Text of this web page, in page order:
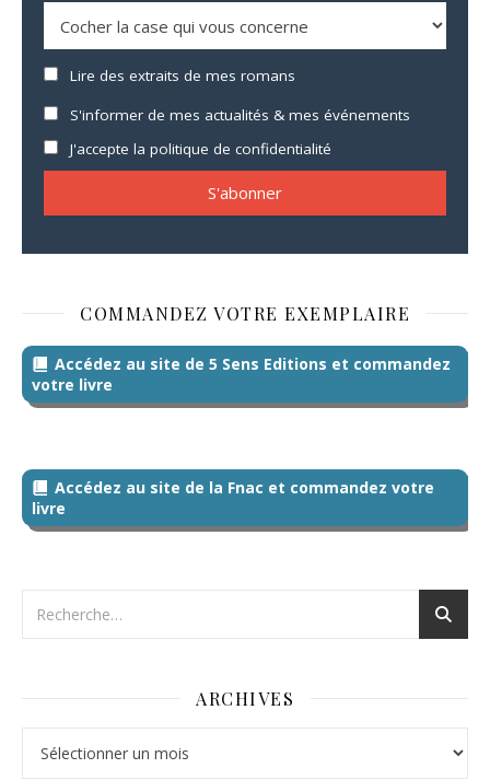
Lire des extraits de mes romans
S'informer de mes actualités & mes événements
J'accepte la politique de confidentialité
COMMANDEZ VOTRE EXEMPLAIRE
Accédez au site de 5 Sens Editions et commandez
votre livre
Accédez au site de la Fnac et commandez votre
livre
ARCHIVES